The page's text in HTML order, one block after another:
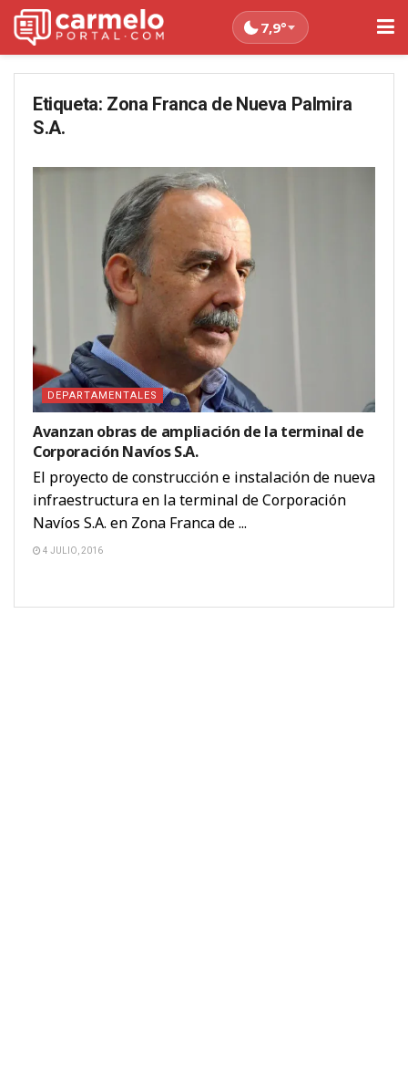
7,9°
Etiqueta: Zona Franca de Nueva Palmira
S.A.
DEPARTAMENTALES
Avanzan obras de ampliación de la terminal de
Corporación Navíos S.A.
El proyecto de construcción e instalación de nueva
infraestructura en la terminal de Corporación
Navíos S.A. en Zona Franca de ...
4 JULIO, 2016